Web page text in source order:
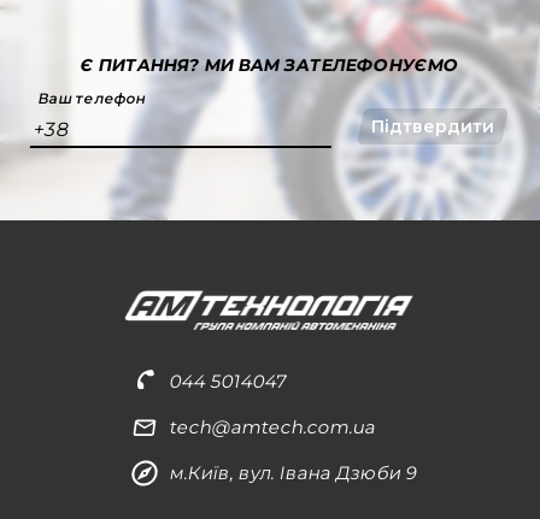
Є ПИТАННЯ?МИ ВАМ ЗАТЕЛЕФОНУЄМО
Ваш телефон
+38 Підтвердити
044 5014047
tech@amtech.com.ua
м.Київ, вул. Івана Дзюби 9